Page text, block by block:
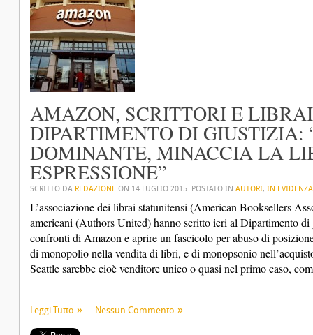
AMAZON, SCRITTORI E
DIPARTIMENTO DI GIUSTIZIA:
DOMINANTE, MINACCIA LA
ESPRESSIONE”
SCRITTO DA REDAZIONE ON 14 LUGLIO 2015. POSTATO IN AUTORI, IN EVIDENZA
L’associazione dei librai statunitensi (American Booksellers
americani (Authors United) hanno scritto ieri al Dipartimento
confronti di Amazon e aprire un fascicolo per abuso di
di monopolio nella vendita di libri, e di monopsonio
Seattle sarebbe cioè venditore unico o quasi nel primo caso,
Leggi Tutto Nessun Commento